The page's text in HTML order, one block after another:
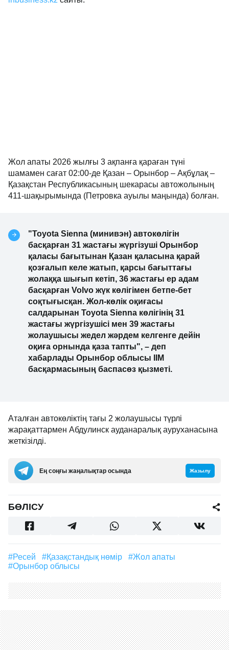
Жол апаты 2026 жылғы 3 ақпанға қараған түні
шамамен сағат 02:00-де Қазан – Орынбор – Ақбұлақ –
Қазақстан Республикасының шекарасы автожолының
411-шақырымында (Петровка ауылы маңында) болған.
"Toyota Sienna (минивэн) автокөлігін
басқарған 31 жастағы жүргізуші Орынбор
қаласы бағытынан Қазан қаласына қарай
қозғалып келе жатып, қарсы бағыттағы
жолаққа шығып кетіп, 36 жастағы ер адам
басқарған Volvo жүк көлігімен бетпе-бет
соқтығысқан. Жол-көлік оқиғасы
салдарынан Toyota Sienna көлігінің 31
жастағы жүргізушісі мен 39 жастағы
жолаушысы жедел жәрдем келгенге дейін
оқиға орнында қаза тапты", – деп
хабарлады Орынбор облысы ІІМ
басқармасының баспасөз қызметі.
Аталған автокөліктің тағы 2 жолаушысы түрлі
жарақаттармен Абдулинск ауданаралық ауруханасына
жеткізілді.
Ең соңғы жаңалықтар осында Жазылу
БӨЛІСУ
#Ресей #қазақстандық нөмір
#жол апаты
#Орынбор облысы